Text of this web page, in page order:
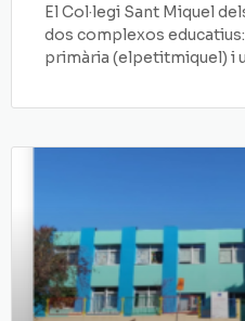
El Col·legi Sant Miquel
dos complexos
primària (elpetitmiquel) i